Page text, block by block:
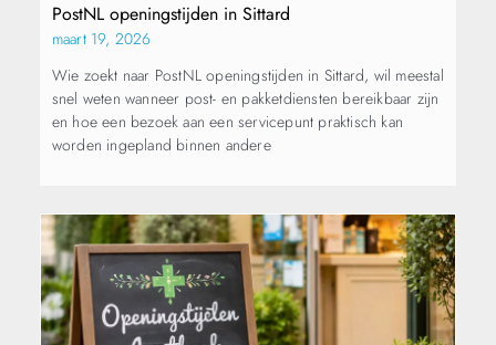
PostNL openingstijden in Sittard
maart 19, 2026
Wie zoekt naar PostNL openingstijden in Sittard, wil meestal
snel weten wanneer post- en pakketdiensten bereikbaar zijn
en hoe een bezoek aan een servicepunt praktisch kan
worden ingepland binnen andere